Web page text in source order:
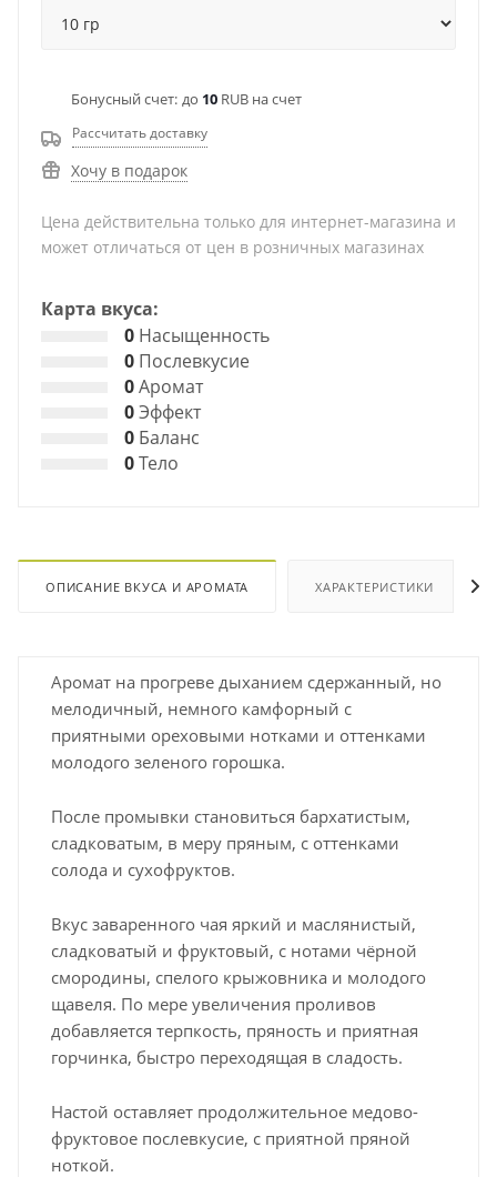
Бонусный счет: до 10 RUB на счет
Рассчитать доставку
Хочу в подарок
Цена действительна только для интернет-магазина и
может отличаться от цен в розничных магазинах
Карта вкуса:
0 Насыщенность
0 Послевкусие
0Аромат
0Эффект
0 Баланс
0Тело
ОПИСАНИЕ ВКУСА И АРОМАТА ХАРАКТЕРИСТИКИ
Аромат на прогреве дыханием сдержанный, но
мелодичный, немного камфорный с
приятными ореховыми нотками и оттенками
молодого зеленого горошка.
После промывки становиться бархатистым,
сладковатым, в меру пряным, с оттенками
солода и сухофруктов.
Вкус заваренного чая яркий и маслянистый,
сладковатый и фруктовый, с нотами чёрной
смородины, спелого крыжовника и молодого
щавеля. По мере увеличения проливов
добавляется терпкость, пряность и приятная
горчинка, быстро переходящая в сладость.
Настой оставляет продолжительное медово-
фруктовое послевкусие, с приятной пряной
ноткой.